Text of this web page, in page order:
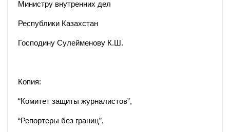
Министру внутренних дел
Республики Казахстан
Господину Сулейменову К.Ш.
Копия:
“Комитет защиты журналистов”,
“Репортеры без границ”,